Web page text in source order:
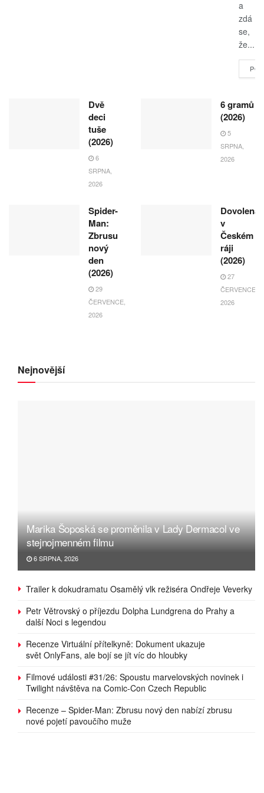
a
zdá
se,
že...
Dvě
deci
tuše
(2026)
6
SRPNA,
2026
6 gramů
(2026)
5
SRPNA,
2026
Spider-
Man:
Zbrusu
nový
den
(2026)
29
ČERVENCE,
2026
Dovolená
v
Českém
ráji
(2026)
27
ČERVENCE,
2026
Nejnovější
Marika Šoposká se proměnila v Lady Dermacol ve
stejnojmenném filmu
6 SRPNA, 2026
Trailer k dokudramatu Osamělý vlk režiséra Ondřeje Veverky
Petr Větrovský o příjezdu Dolpha Lundgrena do Prahy a
další Noci s legendou
Recenze Virtuální přítelkyně: Dokument ukazuje
svět OnlyFans, ale bojí se jít víc do hloubky
Filmové události #31/26: Spoustu marvelovských novinek i
Twilight návštěva na Comic-Con Czech Republic
Recenze – Spider-Man: Zbrusu nový den nabízí zbrusu
nové pojetí pavoučího muže